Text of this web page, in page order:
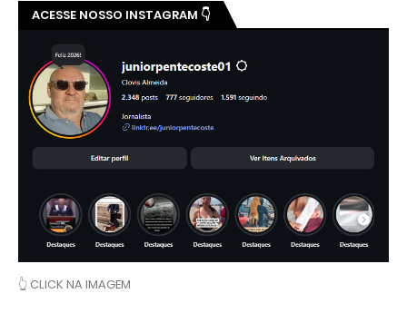
ACESSE NOSSO INSTAGRAM 👇
👆 CLICK NA IMAGEM